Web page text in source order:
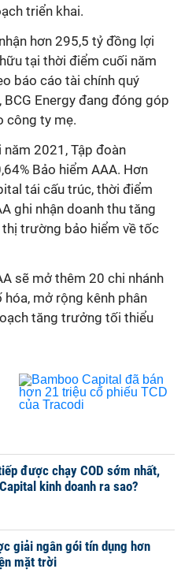
triển khai.
hơn 295,5 tỷ đồng lợi
tại thời điểm cuối năm
báo cáo tài chính quý
Energy đang đóng góp
công ty mẹ.
2021, Tập đoàn
Bảo hiểm AAA. Hơn
tái cấu trúc, thời điểm
ghi nhận doanh thu tăng
trường bảo hiểm về tốc
sẽ mở thêm 20 chi nhánh
mở rộng kênh phân
tăng trưởng tối thiểu
được chạy COD sớm nhất,
kinh doanh ra sao?
giải ngân gói tín dụng hơn
mặt trời